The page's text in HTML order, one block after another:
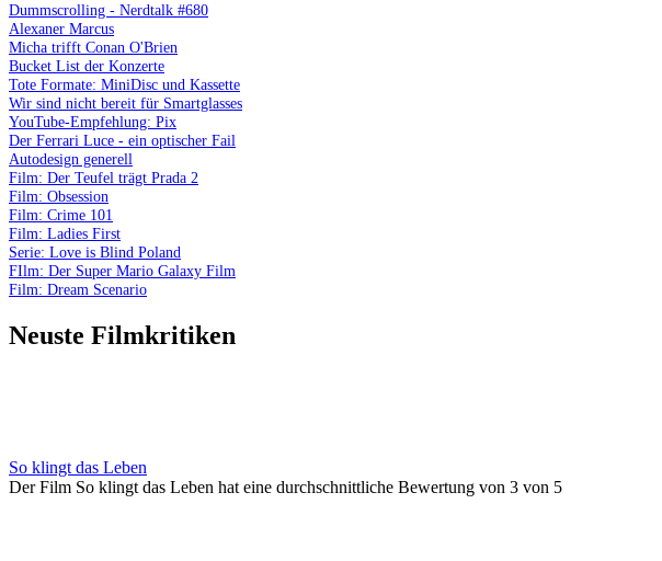
Dummscrolling - Nerdtalk #680
Alexaner Marcus
Micha trifft Conan O'Brien
Bucket List der Konzerte
Tote Formate: MiniDisc und Kassette
Wir sind nicht bereit für Smartglasses
YouTube-Empfehlung: Pix
Der Ferrari Luce - ein optischer Fail
Autodesign generell
Film: Der Teufel trägt Prada 2
Film: Obsession
Film: Crime 101
Film: Ladies First
Serie: Love is Blind Poland
FIlm: Der Super Mario Galaxy Film
Film: Dream Scenario
Neuste Filmkritiken
So klingt das Leben
Der Film So klingt das Leben hat eine durchschnittliche Bewertung von 3 von 5